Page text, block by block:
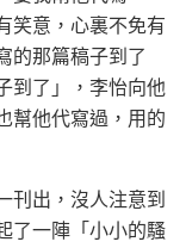
笑意，心裏不免有
的那篇稿子到了
到了」，李怡向他
幫他代寫過，用的
刊出，沒人注意到
了一陣「小小的騷